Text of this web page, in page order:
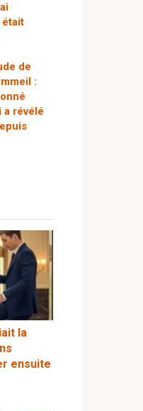
était
de
:
a révélé
la
ensuite